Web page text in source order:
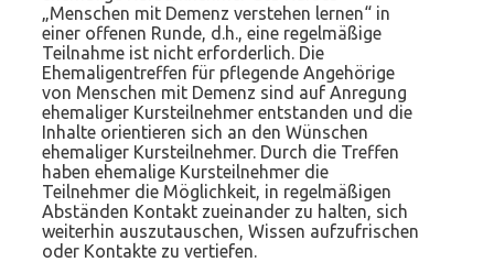
„Menschen mit Demenz verstehen lernen“ in
einer offenen Runde, d.h., eine regelmäßige
Teilnahme ist nicht erforderlich. Die
Ehemaligentreffen für pflegende Angehörige
von Menschen mit Demenz sind auf Anregung
ehemaliger Kursteilnehmer entstanden und die
Inhalte orientieren sich an den Wünschen
ehemaliger Kursteilnehmer. Durch die Treffen
haben ehemalige Kursteilnehmer die
Teilnehmer die Möglichkeit, in regelmäßigen
Abständen Kontakt zueinander zu halten, sich
weiterhin auszutauschen, Wissen aufzufrischen
oder Kontakte zu vertiefen.